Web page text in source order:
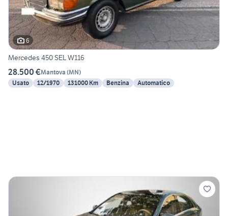
6
Mercedes 450 SEL W116
28.500 €Mantova (MN)
Usato
12/1970 131000 Km Benzina Automatico